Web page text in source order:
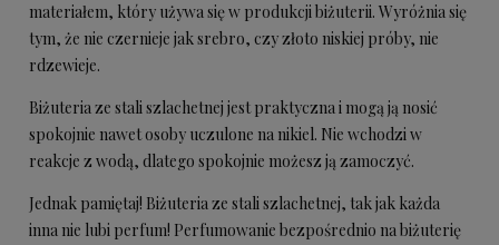
materiałem, który używa się w produkcji biżuterii. Wyróżnia się
tym, że nie czernieje jak srebro, czy złoto niskiej próby, nie
rdzewieje.
Biżuteria ze stali szlachetnej jest praktyczna i mogą ją nosić
spokojnie nawet osoby uczulone na nikiel. Nie wchodzi w
reakcje z wodą, dlatego spokojnie możesz ją zamoczyć.
Jednak pamiętaj! Biżuteria ze stali szlachetnej, tak jak każda
inna nie lubi perfum! Perfumowanie bezpośrednio na biżuterię